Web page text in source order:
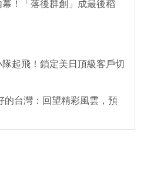
！「落後群創」成最後稻
起飛！鎖定美日頂級客戶切
台灣：回望精彩風雲，預